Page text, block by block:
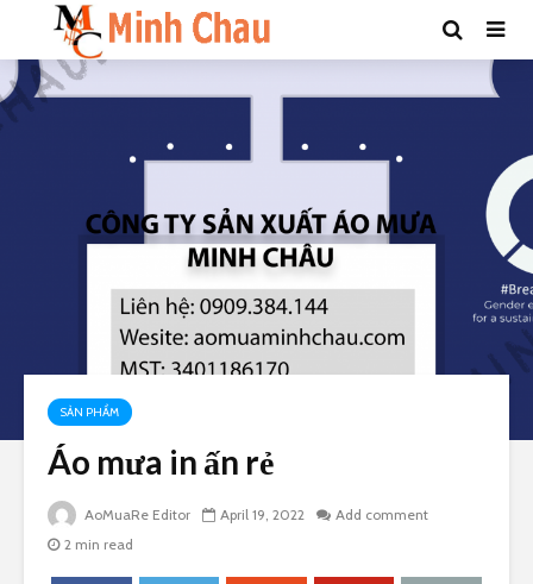
SẢN PHẨM
Áo mưa in ấn rẻ
AoMuaRe Editor April 19, 2022
Add comment
2 min read